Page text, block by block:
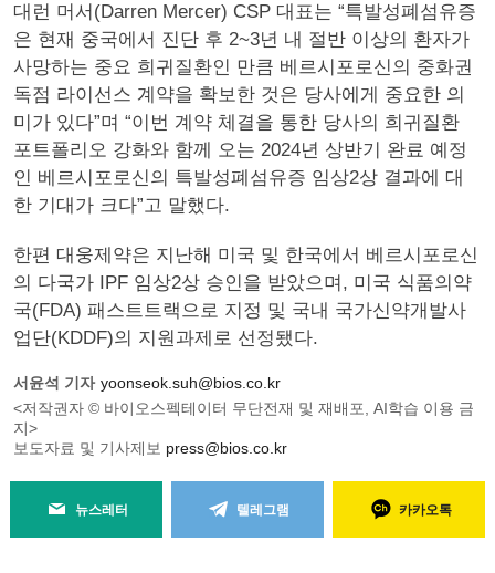
대런 머서(Darren Mercer) CSP 대표는 “특발성폐섬유증
은 현재 중국에서 진단 후 2~3년 내 절반 이상의 환자가
사망하는 중요 희귀질환인 만큼 베르시포로신의 중화권
독점 라이선스 계약을 확보한 것은 당사에게 중요한 의
미가 있다”며 “이번 계약 체결을 통한 당사의 희귀질환
포트폴리오 강화와 함께 오는 2024년 상반기 완료 예정
인 베르시포로신의 특발성폐섬유증 임상2상 결과에 대
한 기대가 크다”고 말했다.
한편 대웅제약은 지난해 미국 및 한국에서 베르시포로신
의 다국가 IPF 임상2상 승인을 받았으며, 미국 식품의약
국(FDA) 패스트트랙으로 지정 및 국내 국가신약개발사
업단(KDDF)의 지원과제로 선정됐다.
서윤석 기자 yoonseok.suh@bios.co.kr
<저작권자 © 바이오스펙테이터 무단전재 및 재배포, AI학습 이용 금
지>
보도자료 및 기사제보 press@bios.co.kr
뉴스레터 텔레그램 카카오톡